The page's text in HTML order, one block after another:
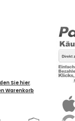
Sie hier.
Warenkorb